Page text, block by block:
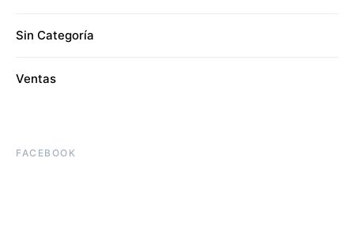
Sin Categoría
Ventas
FACEBOOK